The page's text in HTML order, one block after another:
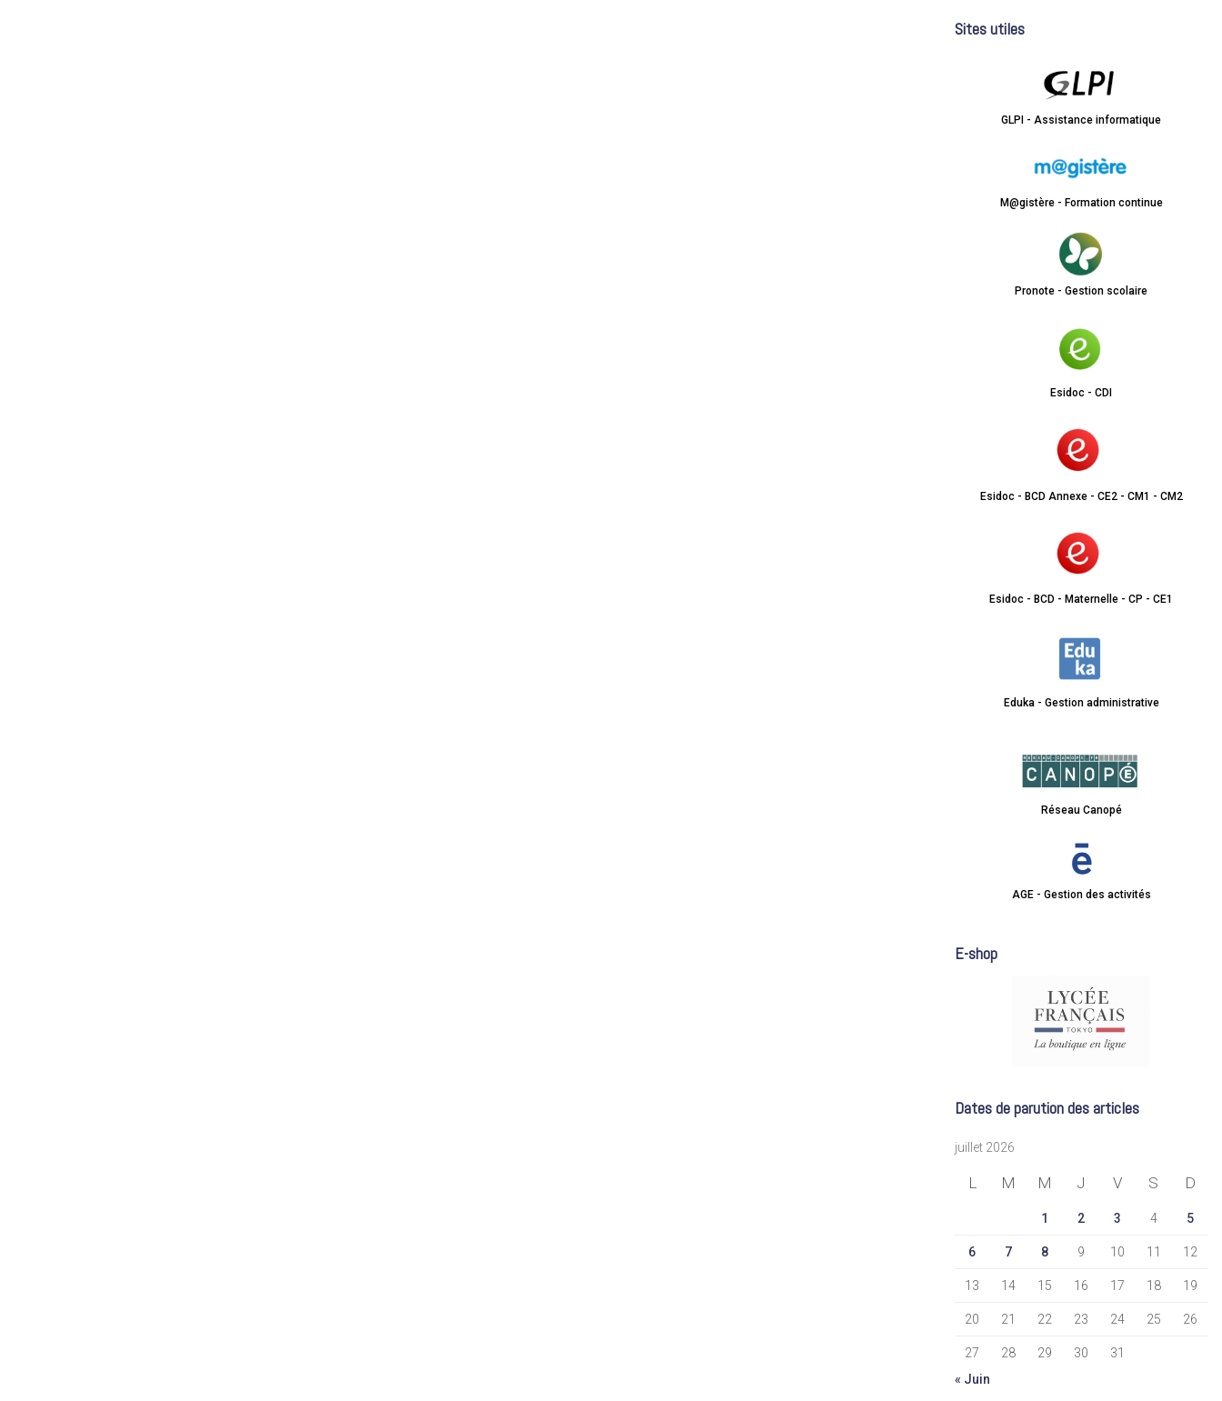
Sites utiles
GLPI - Assistance informatique
M@gistère - Formation continue
Pronote - Gestion scolaire
Esidoc - CDI
Esidoc - BCD Annexe - CE2 - CM1 - CM2
Esidoc - BCD - Maternelle - CP - CE1
Eduka - Gestion administrative
Réseau Canopé
AGE - Gestion des activités
E-shop
Dates de parution des articles
juillet 2026
L M M J V S D
1 2 3 4 5
6 7 8 9 10 11 12
13 14 15 16 17 18 19
20 21 22 23 24 25 26
27 28 29 30
31
« Juin